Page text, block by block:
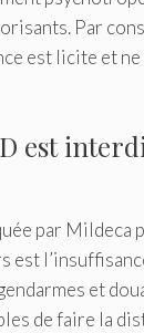
Par
est licite et ne
est
par Mildeca
est
et
de faire la